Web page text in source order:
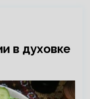
в духовке